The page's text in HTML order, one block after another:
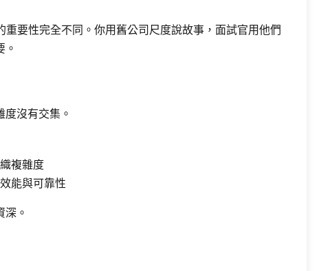
重要性完全不同。你用舊公司尺度說故事，面試官用他們
。
沒有交集。
複雜度
效能與可靠性
深。